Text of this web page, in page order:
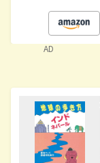
AD